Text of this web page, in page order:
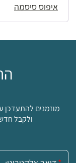
איפוס סיסמה
מוזמנים להתעדכן
ולקבל
אימייל: